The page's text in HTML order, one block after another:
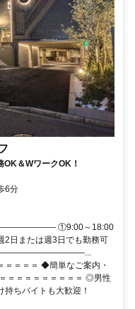
＆WワークOK！
6分
①9:00～18:00
日または週3日でも勤務可
――――――――――――...
＝＝＝＝ ◆簡単なご案内・
＝＝＝＝＝＝＝＝＝ ◎男性
ちバイトも大歓迎！